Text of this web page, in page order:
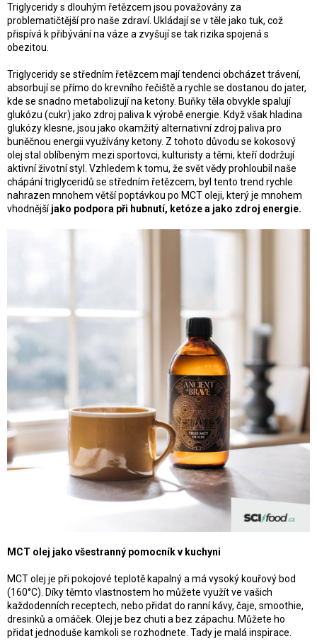
Triglyceridy s dlouhým řetězcem jsou považovány za
problematičtější pro naše zdraví. Ukládají se v těle jako tuk, což
přispívá k přibývání na váze a zvyšují se tak rizika spojená s
obezitou.
Triglyceridy se středním řetězcem mají tendenci obcházet trávení,
absorbují se přímo do krevního řečiště a rychle se dostanou do jater,
kde se snadno metabolizují na ketony. Buňky těla obvykle spalují
glukózu (cukr) jako zdroj paliva k výrobě energie. Když však hladina
glukózy klesne, jsou jako okamžitý alternativní zdroj paliva pro
buněčnou energii využívány ketony. Z tohoto důvodu se kokosový
olej stal oblíbeným mezi sportovci, kulturisty a těmi, kteří dodržují
aktivní životní styl. Vzhledem k tomu, že svět vědy prohloubil naše
chápání triglyceridů se středním řetězcem, byl tento trend rychle
nahrazen mnohem větší poptávkou po MCT oleji, který je mnohem
vhodnějšíjako podpora při hubnutí, ketóze a jako zdroj energie.
MCT olej jako všestranný pomocník v kuchyni
MCT olej je při pokojové teplotě kapalný a má vysoký kouřový bod
(160°C). Díky těmto vlastnostem ho můžete využít ve vašich
každodenních receptech, nebo přidat do ranní kávy, čaje, smoothie,
dresinků a omáček. Olej je bez chuti a bez zápachu. Můžete ho
přidat jednoduše kamkoli se rozhodnete. Tady je malá inspirace.